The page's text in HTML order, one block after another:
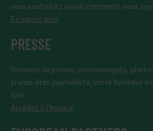
vous souhaitez savoir comment nous
En savoir plus
PRESSE
Dossiers de presse, communiqués,
si vous êtes journaliste, votre bonheur
loin.
Accédez à l’espace